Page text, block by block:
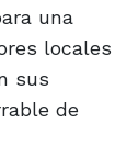
una
locales
sus
de